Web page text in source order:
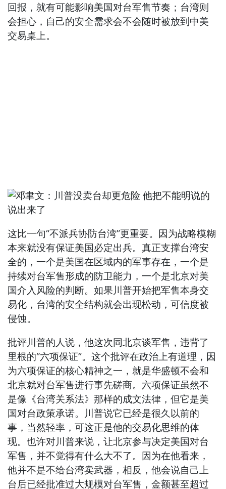
回报，就有可能影响美国对台军售节奏；台湾则
会担心，自己的安全需求会不会随时被放到中美
交易桌上。
这比一句“不派兵协防台湾”更重要。因为战略模糊
本来就没有保证美国必定出兵。真正支撑台湾安
全的，一个是美国在区域内的军事存在，一个是
持续对台军售形成的防卫能力，一个是北京对美
国介入风险的判断。如果川普开始把军售本身交
易化，台湾的安全结构就会出现松动，可信度被
侵蚀。
批评川普的人说，他这次同北京谈军售，违背了
里根的“六项保证”。这个批评在政治上有道理，因
为六项保证的核心精神之一，就是华盛顿不会和
北京就对台军售进行事先磋商。六项保证虽然不
是像《台湾关系法》那样的成文法律，但它是美
国对台政策承诺。川普说它已经是很久以前的
事，当然轻率，可这正是他的交易化思维的体
现。也许对川普来说，让北京参与决定美国对台
军售，并不觉得有什么大不了。因为在他看来，
他并不是不给台湾卖武器，相反，他会说自己上
台后已经批准过大规模对台军售，金额甚至超过